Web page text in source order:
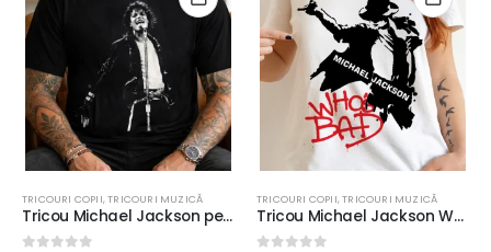
TRICOURI COPII,TRICOURI MUZICĂ
Tricou Michael Jackson pentru adulţi şi copii, regular fit, culoare negru
TRICOURI COPII,TRICOURI MUZICĂ
Tricou Michael Jackson Who’s Bad, pentru copii şi adulţi, regular fit